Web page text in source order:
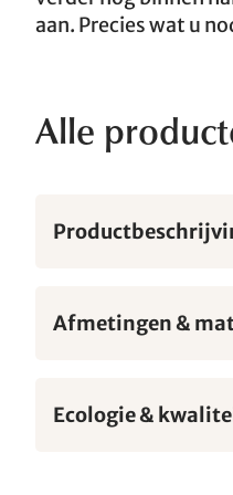
aan. Precies wat u
Alle
Afmetingen &
Ecologie &